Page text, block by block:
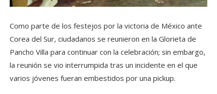
Como parte de los festejos por la victoria de México ante
Corea del Sur, ciudadanos se reunieron en la Glorieta de
Pancho Villa para continuar con la celebración; sin embargo,
la reunión se vio interrumpida tras un incidente en el que
varios jóvenes fueran embestidos por una pickup.